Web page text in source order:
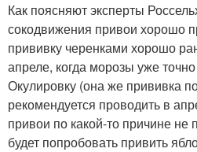
Как поясняют эксперты
сокодвижения привои хорошо
прививку черенками хорошо
апреле, когда морозы уже
Окулировку (она же прививка
рекомендуется проводить в
привои по какой-то причине
будет попробовать привить